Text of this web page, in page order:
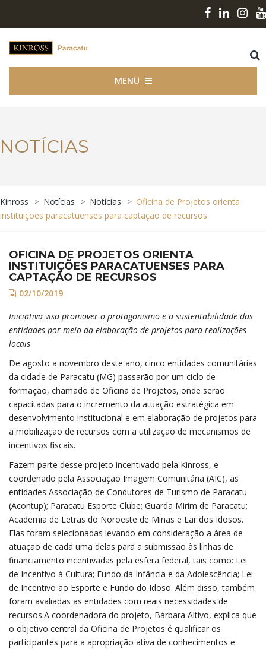
MENU
NOTÍCIAS
Kinross > Notícias > Notícias > Oficina de Projetos orienta
instituições paracatuenses para captação de recursos
OFICINA DE PROJETOS ORIENTA
INSTITUIÇÕES PARACATUENSES PARA
CAPTAÇÃO DE RECURSOS
02/10/2019
Iniciativa visa promover o protagonismo e a sustentabilidade das
entidades por meio da elaboração de projetos para realizações
locais
De agosto a novembro deste ano, cinco entidades comunitárias
da cidade de Paracatu (MG) passarão por um ciclo de
formação, chamado de Oficina de Projetos, onde serão
capacitadas para o incremento da atuação estratégica em
desenvolvimento institucional e em elaboração de projetos para
a mobilização de recursos com a utilização de mecanismos de
incentivos fiscais.
Fazem parte desse projeto incentivado pela Kinross, e
coordenado pela Associação Imagem Comunitária (AIC), as
entidades Associação de Condutores de Turismo de Paracatu
(Acontup); Paracatu Esporte Clube; Guarda Mirim de Paracatu;
Academia de Letras do Noroeste de Minas e Lar dos Idosos.
Elas foram selecionadas levando em consideração a área de
atuação de cada uma delas para a submissão às linhas de
financiamento incentivadas pela esfera federal, tais como: Lei
de Incentivo à Cultura; Fundo da Infância e da Adolescência; Lei
de Incentivo ao Esporte e Fundo do Idoso. Além disso, também
foram avaliadas as entidades com reais necessidades de
recursos.A coordenadora do projeto, Bárbara Altivo, explica que
o objetivo central da Oficina de Projetos é qualificar os
participantes para a apropriação ativa de conhecimentos e